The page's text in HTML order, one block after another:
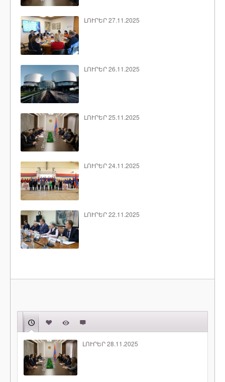
ԼՈՒՐԵՐ 27.11.2025
ԼՈՒՐԵՐ 26.11.2025
ԼՈՒՐԵՐ 25.11.2025
ԼՈՒՐԵՐ 24.11.2025
ԼՈՒՐԵՐ 22.11.2025
ԼՈՒՐԵՐ 28.11.2025